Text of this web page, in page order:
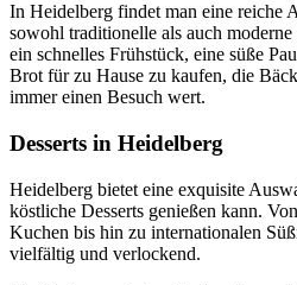
In Heidelberg findet man eine reiche
sowohl traditionelle als auch
ein schnelles Frühstück, eine süße
Brot für zu Hause zu kaufen, die
immer einen Besuch wert.
Desserts in Heidelberg
Heidelberg bietet eine exquisite
köstliche Desserts genießen kann.
Kuchen bis hin zu internationalen
vielfältig und verlockend.